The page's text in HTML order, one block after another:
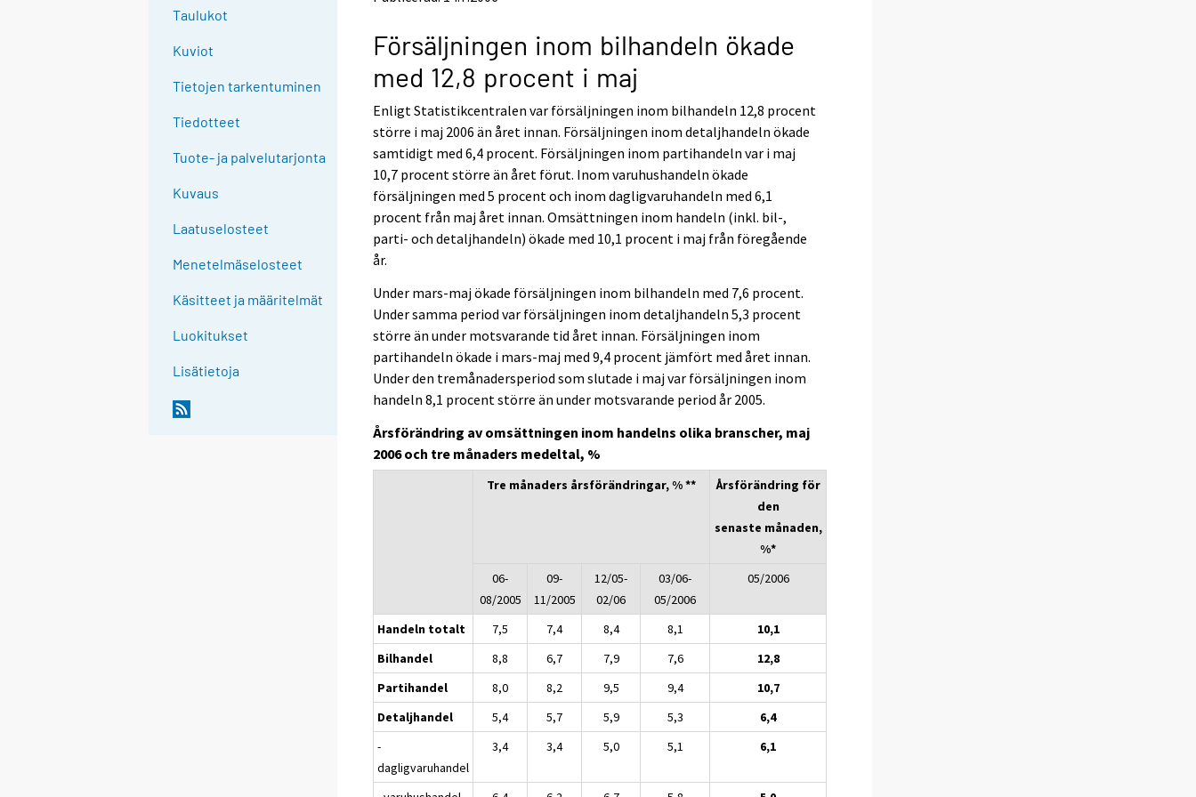
Taulukot
Kuviot
Tietojen tarkentuminen
Tiedotteet
Tuote- ja palvelutarjonta
Kuvaus
Laatuselosteet
Menetelmäselosteet
Käsitteet ja määritelmät
Luokitukset
Lisätietoja
Försäljningen inom bilhandeln ökade
med 12,8 procent i maj
Enligt Statistikcentralen var försäljningen inom bilhandeln 12,8 procent
större i maj 2006 än året innan. Försäljningen inom detaljhandeln ökade
samtidigt med 6,4 procent. Försäljningen inom partihandeln var i maj
10,7 procent större än året förut. Inom varuhushandeln ökade
försäljningen med 5 procent och inom dagligvaruhandeln med 6,1
procent från maj året innan. Omsättningen inom handeln (inkl. bil-,
parti- och detaljhandeln) ökade med 10,1 procent i maj från föregående
år.
Under mars-maj ökade försäljningen inom bilhandeln med 7,6 procent.
Under samma period var försäljningen inom detaljhandeln 5,3 procent
större än under motsvarande tid året innan. Försäljningen inom
partihandeln ökade i mars-maj med 9,4 procent jämfört med året innan.
Under den tremånadersperiod som slutade i maj var försäljningen inom
handeln 8,1 procent större än under motsvarande period år 2005.
Årsförändring av omsättningen inom handelns olika branscher, maj
2006 och tre månaders medeltal, %
Tre månaders årsförändringar, % **
Årsförändring för
den
senaste månaden,
%*
06-
08/2005
09-
11/2005
12/05-
02/06
03/06-
05/2006
05/2006
Handeln totalt 7,5 7,4 8,4 8,1
10,1
Bilhandel
8,8 6,7 7,9 7,6
12,8
Partihandel
8,0 8,2 9,5 9,4
10,7
Detaljhandel
5,4 5,7 5,9 5,3
6,4
-
dagligvaruhandel
3,4 3,4 5,0 5,1 6,1